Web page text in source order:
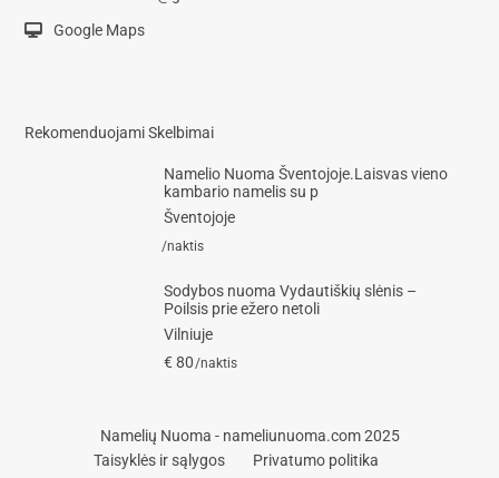
Google Maps
Rekomenduojami Skelbimai
Namelio Nuoma Šventojoje.Laisvas vieno
kambario namelis su p
Šventojoje
/naktis
Sodybos nuoma Vydautiškių slėnis –
Poilsis prie ežero netoli
Vilniuje
€ 80/naktis
Namelių Nuoma - nameliunuoma.com 2025
Taisyklės ir sąlygos
Privatumo politika